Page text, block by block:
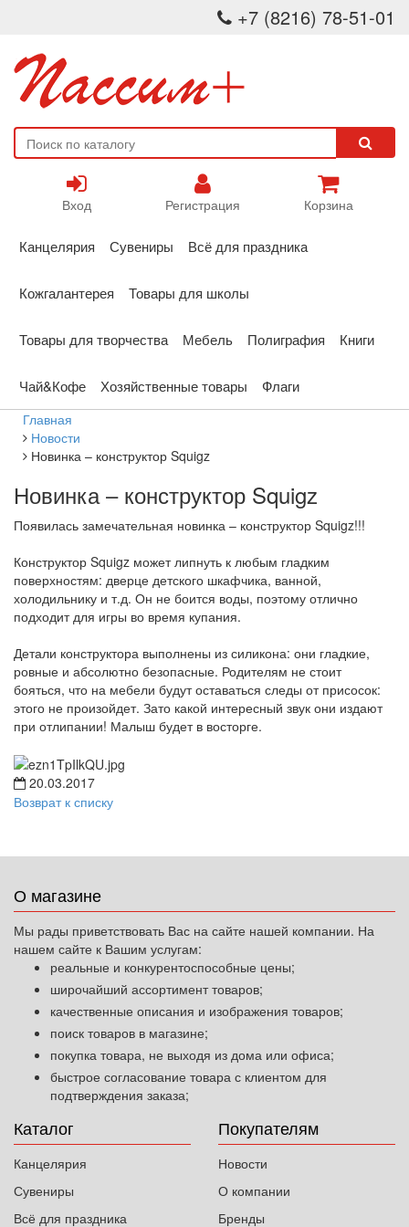
+7 (8216) 78-51-01
Вход Регистрация Корзина
Канцелярия Сувениры Всё для праздника
Кожгалантерея Товары для школы
Товары для творчества Мебель Полиграфия Книги
Чай&Кофе Хозяйственные товары Флаги
Главная
Новости
Новинка – конструктор Squigz
Новинка – конструктор Squigz
Появилась замечательная новинка – конструктор Squigz!!!
Конструктор Squigz может липнуть к любым гладким
поверхностям: дверце детского шкафчика, ванной,
холодильнику и т.д. Он не боится воды, поэтому отлично
подходит для игры во время купания.
Детали конструктора выполнены из силикона: они гладкие,
ровные и абсолютно безопасные. Родителям не стоит
бояться, что на мебели будут оставаться следы от присосок:
этого не произойдет. Зато какой интересный звук они издают
при отлипании! Малыш будет в восторге.
20.03.2017
Возврат к списку
О магазине
Мы рады приветствовать Вас на сайте нашей компании. На
нашем сайте к Вашим услугам:
реальные и конкурентоспособные цены;
широчайший ассортимент товаров;
качественные описания и изображения товаров;
поиск товаров в магазине;
покупка товара, не выходя из дома или офиса;
быстрое согласование товара с клиентом для
подтверждения заказа;
Каталог
Канцелярия
Сувениры
Всё для праздника
Покупателям
Новости
О компании
Бренды